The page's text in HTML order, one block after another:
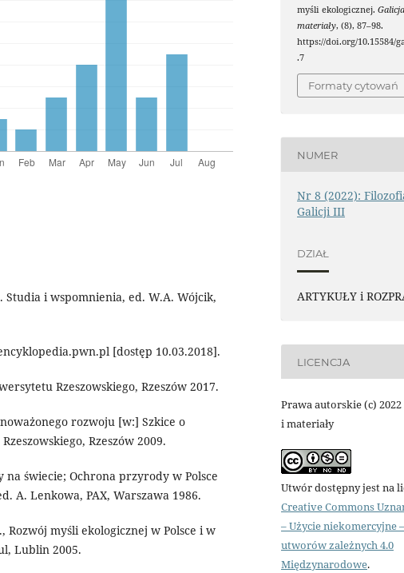
Studia i wspomnienia, ed. W.A. Wójcik,
[dostęp 10.03.2018].
Rzeszowskiego, Rzeszów 2017.
rozwoju [w:] Szkice o
Rzeszów 2009.
świecie; Ochrona przyrody w Polsce
A. Lenkowa, PAX, Warszawa 1986.
Rozwój myśli ekologicznej w Polsce i w
Lublin 2005.
myśli ekologicznej.
materiały, (8), 87–98.
https://doi.org/10.15584/
.7
Formaty cytowań
NUMER
Nr 8 (2022):
Galicji III
DZIAŁ
ARTYKUŁY i
LICENCJA
Prawa autorskie (c)
i materiały
Utwór dostępny jest na
Creative Commons
– Użycie niekomercyjne
utworów zależnych 4.0
Międzynarodowe.